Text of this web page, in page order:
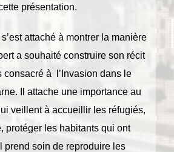
présentation.
attaché à montrer la manière
a souhaité construire son récit
consacré à l’Invasion dans le
Il attache une importance au
veillent à accueillir les réfugiés,
protéger les habitants qui ont
prend soin de reproduire les